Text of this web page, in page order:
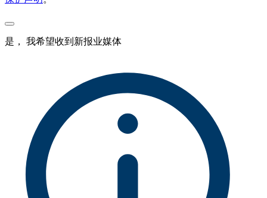
是， 我希望收到新报业媒体